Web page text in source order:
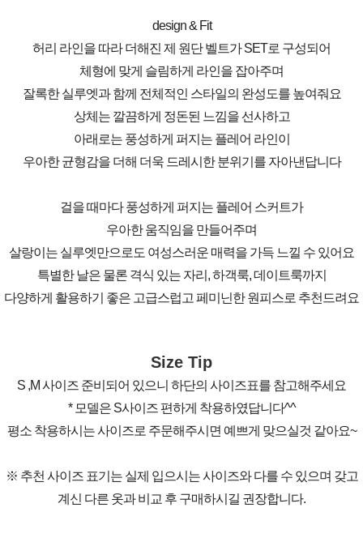
design & Fit
허리 라인을 따라 더해진 제 원단 벨트가 SET로 구성되어
체형에 맞게 슬림하게 라인을 잡아주며
잘록한 실루엣과 함께 전체적인 스타일의 완성도를 높여줘요
상체는 깔끔하게 정돈된 느낌을 선사하고
아래로는 풍성하게 퍼지는 플레어 라인이
우아한 균형감을 더해 더욱 드레시한 분위기를 자아낸답니다
걸을 때마다 풍성하게 퍼지는 플레어 스커트가
우아한 움직임을 만들어주며
살랑이는 실루엣만으로도 여성스러운 매력을 가득 느낄 수 있어요
특별한 날은 물론 격식 있는 자리, 하객룩, 데이트룩까지
다양하게 활용하기 좋은 고급스럽고 페미닌한 원피스로 추천드려요
Size Tip
S ,M 사이즈 준비되어 있으니 하단의 사이즈표를 참고해주세요
* 모델은 S사이즈 편하게 착용하였답니다^^
평소 착용하시는 사이즈로 주문해주시면 예쁘게 맞으실것 같아요~
※ 추천 사이즈 표기는 실제 입으시는 사이즈와 다를 수 있으며 갖고
계신 다른 옷과 비교 후 구매하시길 권장합니다.